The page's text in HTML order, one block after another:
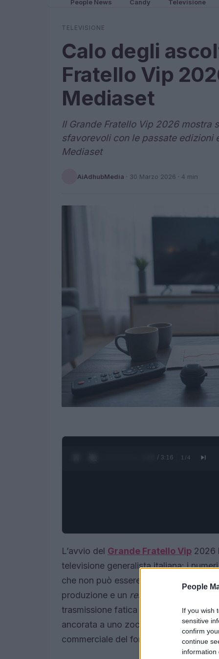
People
If you wish
sensitive
confirm
continue
information
People News Candy Televisione
TELEVISIONE
Calo degli
Fratello Vip
Mediaset
Il Grande Fratello Vip 2026
sfavorevoli con le passate edizioni
Mediaset
AiAdhubMedia · 30 Marzo 2026 · 4 min
0:27 / 3:16 1 /4
L’avvio del Grande Fratello Vip 2026
televisione generalista italiana: i
che non può essere ignorato dagli
produzione e un restyling editoriale
trasmissione fatica a riconquistare
ancorata a uno zoccolo duro di
commerciale del format.